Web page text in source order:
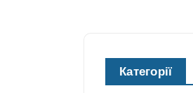
Категорії